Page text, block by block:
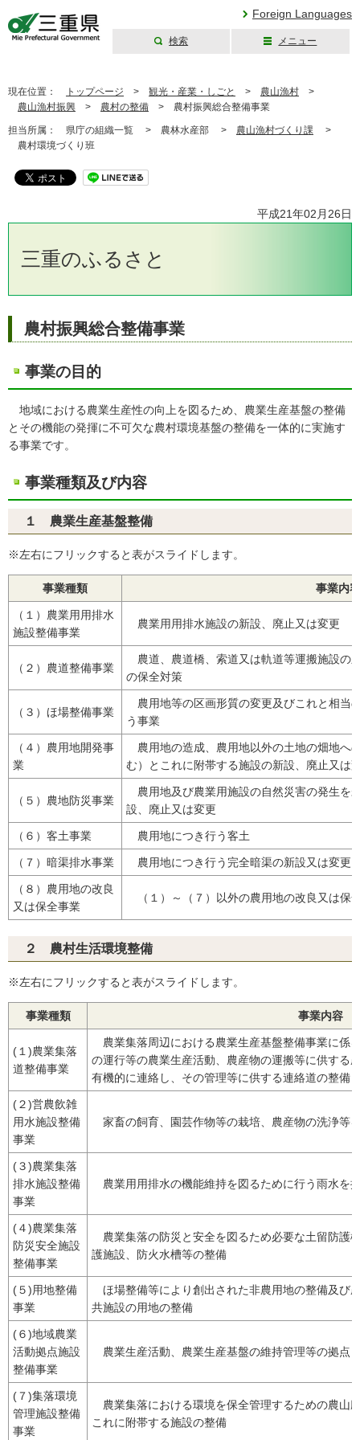
Foreign Languages
検索 メニュー
現在位置： トップページ > 観光・産業・しごと > 農山漁村 >
農山漁村振興 > 農村の整備 > 農村振興総合整備事業
担当所属： 県庁の組織一覧 > 農林水産部 > 農山漁村づくり課 >
農村環境づくり班
平成21年02月26日
三重のふるさと
農村振興総合整備事業
事業の目的
地域における農業生産性の向上を図るため、農業生産基盤の整備
とその機能の発揮に不可欠な農村環境基盤の整備を一体的に実施す
る事業です。
事業種類及び内容
１ 農業生産基盤整備
※左右にフリックすると表がスライドします。
事業種類 事業内容
（１）農業用用排水
施設整備事業
農業用用排水施設の新設、廃止又は変更
（２）農道整備事業
農道、農道橋、索道又は軌道等運搬施設の
の保全対策
（３）ほ場整備事業
農用地等の区画形質の変更及びこれと相当
う事業
（４）農用地開発事
業
農用地の造成、農用地以外の土地の畑地へ
む）とこれに附帯する施設の新設、廃止又は
（５）農地防災事業
農用地及び農業用施設の自然災害の発生を
設、廃止又は変更
（６）客土事業 農用地につき行う客土
（７）暗渠排水事業 農用地につき行う完全暗渠の新設又は変更
（８）農用地の改良
又は保全事業
（１）～（７）以外の農用地の改良又は保
２ 農村生活環境整備
※左右にフリックすると表がスライドします。
事業種類 事業内容
(１)農業集落
道整備事業
農業集落周辺における農業生産基盤整備事業に係
の運行等の農業生産活動、農産物の運搬等に供する
有機的に連絡し、その管理等に供する連絡道の整備
(２)営農飲雑
用水施設整備
事業
家畜の飼育、園芸作物等の栽培、農産物の洗浄等
(３)農業集落
排水施設整備
事業
農業用用排水の機能維持を図るために行う雨水を
(４)農業集落
防災安全施設
整備事業
農業集落の防災と安全を図るため必要な土留防護
護施設、防火水槽等の整備
(５)用地整備
事業
ほ場整備等により創出された非農用地の整備及び
共施設の用地の整備
(６)地域農業
活動拠点施設
整備事業
農業生産活動、農業生産基盤の維持管理等の拠点
(７)集落環境
管理施設整備
事業
農業集落における環境を保全管理するための農山
これに附帯する施設の整備